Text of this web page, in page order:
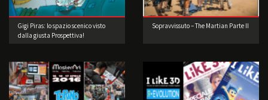
Gigi Piras: lo spazio scenico visto
dalla giusta Prospettiva!
Sopravvissuto – The Martian Parte II